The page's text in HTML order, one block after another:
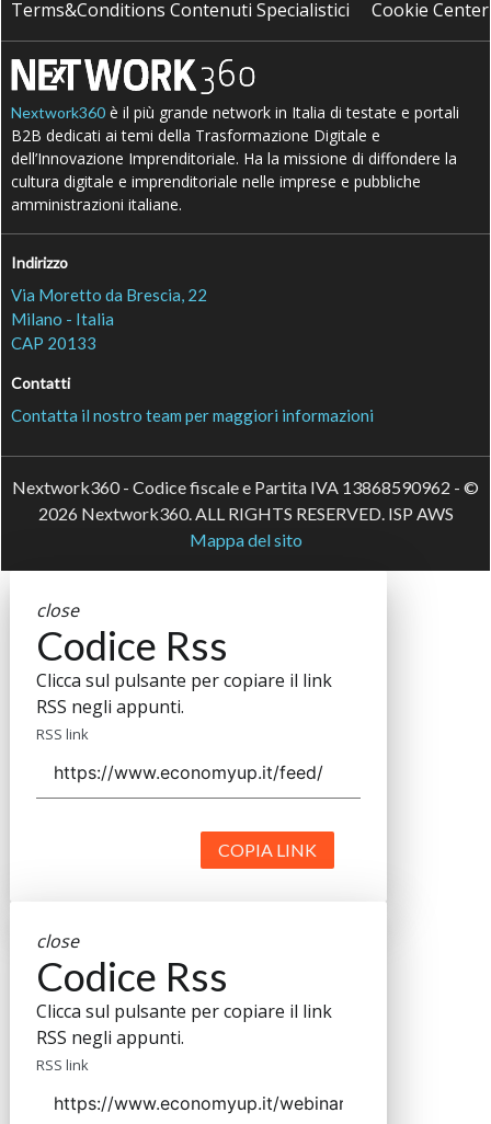
Terms&Conditions Contenuti Specialistici Cookie Center
Nextwork360 è il più grande network in Italia di testate e portali
B2B dedicati ai temi della Trasformazione Digitale e
dell’Innovazione Imprenditoriale. Ha la missione di diffondere la
cultura digitale e imprenditoriale nelle imprese e pubbliche
amministrazioni italiane.
Indirizzo
Via Moretto da Brescia, 22
Milano - Italia
CAP 20133
Contatti
Contatta il nostro team per maggiori informazioni
Nextwork360 - Codice fiscale e Partita IVA 13868590962 - ©
2026 Nextwork360. ALL RIGHTS RESERVED. ISP AWS
Mappa del sito
close
Codice Rss
Clicca sul pulsante per copiare il link
RSS negli appunti.
RSS link
COPIA LINK
close
Codice Rss
Clicca sul pulsante per copiare il link
RSS negli appunti.
RSS link